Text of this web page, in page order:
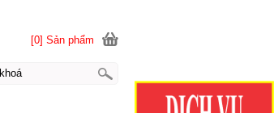
[0] Sản phẩm